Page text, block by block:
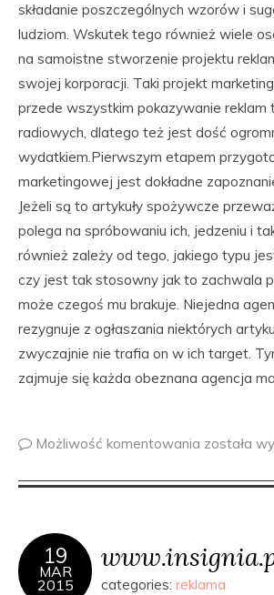
składanie poszczególnych wzorów i
ludziom. Wskutek tego również wiele
na samoistne stworzenie projektu
swojej korporacji. Taki projekt
przede wszystkim pokazywanie reklam
radiowych, dlatego też jest dość
wydatkiem.Pierwszym etapem
marketingowej jest dokładne
Jeżeli są to artykuły spożywcze
polega na spróbowaniu ich, jedzeniu i
również zależy od tego, jakiego typu
czy jest tak stosowny jak to zachwala
może czegoś mu brakuje. Niejedna
rezygnuje z ogłaszania niektórych
zwyczajnie nie trafia on w ich target.
zajmuje się każda obeznana agencja
Możliwość komentowania została
19
MAR
2015 categories: reklama